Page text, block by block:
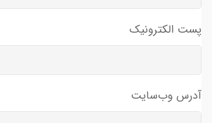
پست الکترونیک
آدرس وب‌سایت